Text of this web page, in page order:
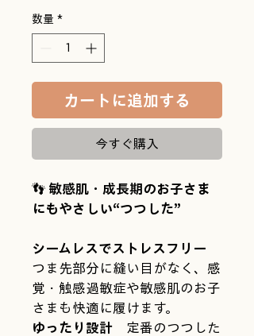
数量 *
カートに追加する
今すぐ購入
👣 敏感肌・成長期のお子さま
にもやさしい“つつした”
シームレスでストレスフリー
つま先部分に縫い目がなく、感
覚・触感過敏症や敏感肌のお子
さまも快適に履けます。
ゆったり設計 定番のつつした